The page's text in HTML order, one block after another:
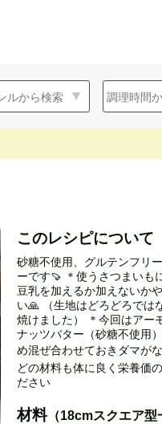
このレシピについて
砂糖不使用、グルテンフリ
ーです🍠 ＊使うさつまい
豆乳を加えるか加えないか
い🙏 （生地はどろどろでは
焼けました） ＊今回はアー
ナッツバター（砂糖不使用
め混ぜ合わせておきダマが
どの材料も体に良く栄養価
ださい
材料（18cmスクエア型